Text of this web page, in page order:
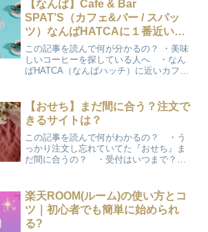
のさぽ」が解説します。
【なんば】Cafe & Bar
SPAT’S（カフェ&バー / スパッ
ツ）なんばHATCAに１番近いカ
フェ
この記事を読んで何が分かるの？ ・美味
しいコーヒーを探している人へ ・なん
ばHATCA（なんばハッチ）に近いカフ
な？ COCO会場に近いと焦らず、安心
だよね♪ 前回、利...
【おせち】まだ間に合う？注文で
きるサイトは？
この記事を読んで何がわかるの？ ・う
っかり注文し忘れていてた『おせち』ま
だ間に合うの？ ・受付はいつまで？
ね…かのんそこで、まだ間に合う『おせ
ち』の注文について調べ...
楽天ROOM(ルーム)の使い方とコ
ツ｜初心者でも簡単に始められ
る?